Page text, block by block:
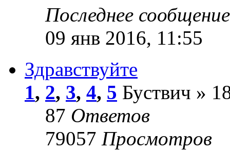
Последнее
09 янв 2016, 11:55
Здравствуйте
1, 2, 3, 4, 5 Буствич »
87 Ответов
79057 Просмотров